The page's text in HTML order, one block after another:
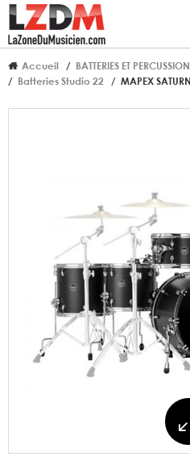
Accueil BATTERIES ET
Batteries Studio 22
MAPEX